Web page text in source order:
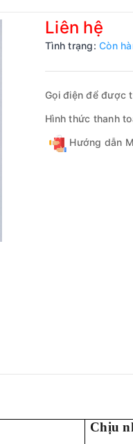
Liên hệ
Tình trạng: Còn
Gọi điện để được
Hình thức thanh
Hướng dẫn
Chịu